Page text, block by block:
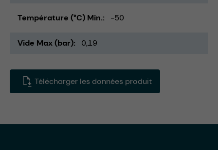
Température (°C) Min. -50
Vide Max (bar) 0,19
Télécharger les données produit